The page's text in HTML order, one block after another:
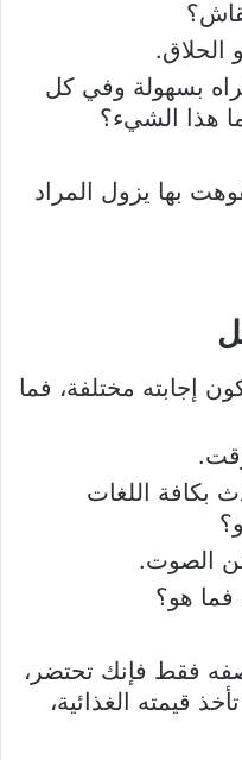
بسهولة وفي كل
هذا الشيء؟
بها يزول المراد
إجابته مختلفة، فما
بكافة اللغات
الصوت.
فما هو؟
فقط فإنك تحتضر،
قيمته الغذائية،